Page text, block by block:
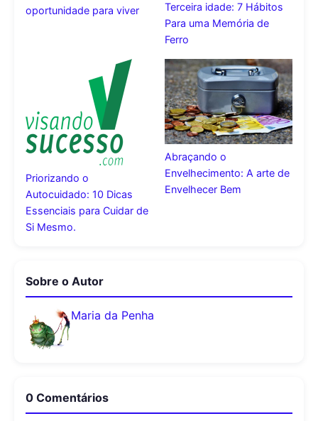
oportunidade para viver
Terceira idade: 7 Hábitos
Para uma Memória de
Ferro
Priorizando o
Autocuidado: 10 Dicas
Essenciais para Cuidar de
Si Mesmo.
Abraçando o
Envelhecimento: A arte de
Envelhecer Bem
Sobre o Autor
Maria da Penha
0 Comentários